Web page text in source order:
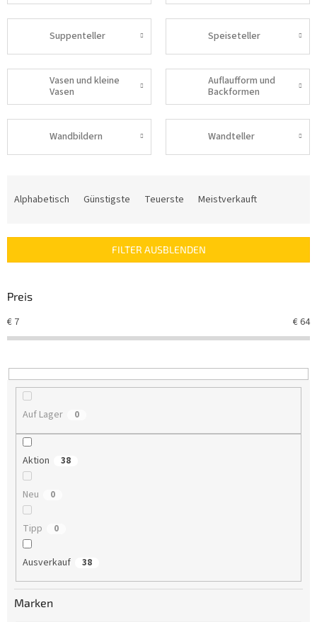
Suppenteller Speiseteller
Vasen und kleine
Vasen
Auflaufform und
Backformen
Wandbildern Wandteller
k
s
r
t
e
r
Alphabetisch Günstigste Teuerste Meistverkauft
FILTER AUSBLENDEN
Preis
€ 7 €64
Auf Lager 0
Aktion 38
Neu 0
Tipp 0
Ausverkauf 38
Marken